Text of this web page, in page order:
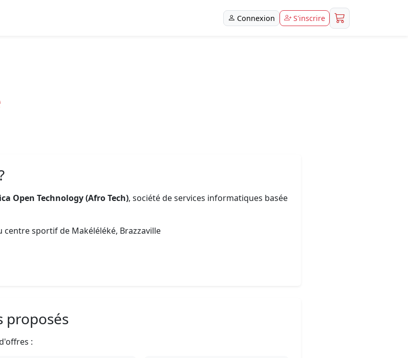
Connexion S'inscrire
Open Technology (Afro Tech), société de services informatiques basée
centre sportif de Makéléléké, Brazzaville
proposés
: